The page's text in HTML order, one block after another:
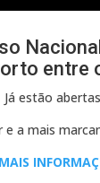
entre
Já estão
a mais